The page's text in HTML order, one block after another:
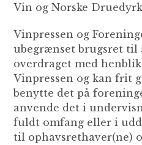
Vin og Norske
Vinpressen og
ubegrænset brugsret til
overdraget med
Vinpressen og kan frit
benytte det på
anvende det i
fuldt omfang eller i
til ophavsrethaver(ne)